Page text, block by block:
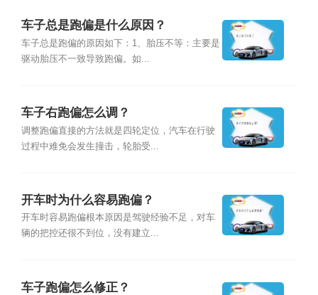
车子总是跑偏是什么原因？
车子总是跑偏的原因如下：1、胎压不等：主要是
驱动胎压不一致导致跑偏。如...
车子右跑偏怎么调？
调整跑偏直接的方法就是四轮定位，汽车在行驶
过程中难免会发生撞击，轮胎受...
开车时为什么容易跑偏？
开车时容易跑偏根本原因是驾驶经验不足，对车
辆的把控还很不到位，没有建立...
车子跑偏怎么修正？